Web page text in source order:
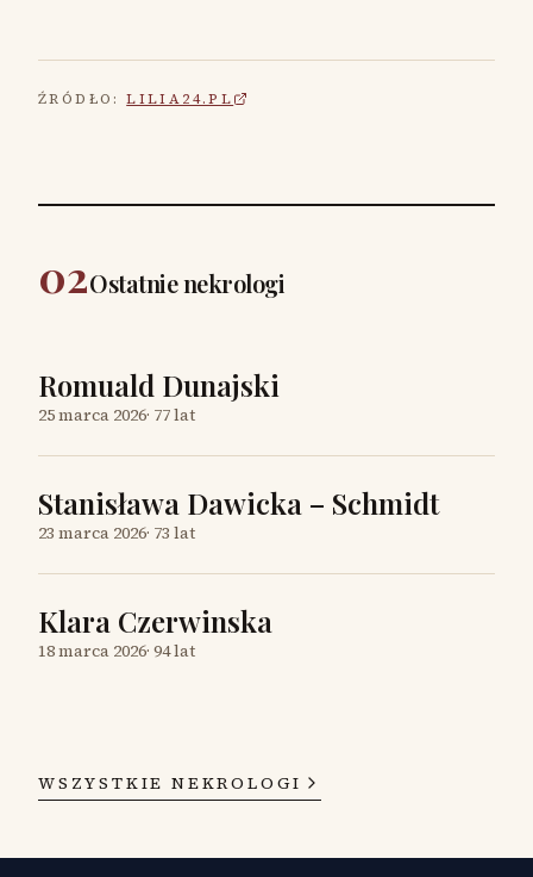
ŹRÓDŁO: LILIA24.PL
02Ostatnie nekrologi
Romuald Dunajski
25 marca 2026· 77 lat
Stanisława Dawicka – Schmidt
23 marca 2026· 73 lat
Klara Czerwinska
18 marca 2026· 94 lat
WSZYSTKIE NEKROLOGI